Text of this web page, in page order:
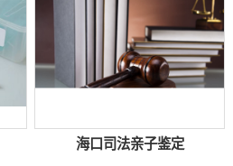
海口司法亲子鉴定